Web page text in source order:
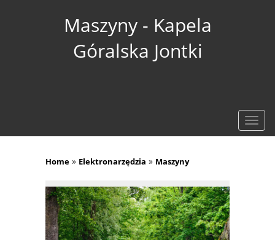
Maszyny - Kapela
Góralska Jontki
Home » Elektronarzędzia » Maszyny